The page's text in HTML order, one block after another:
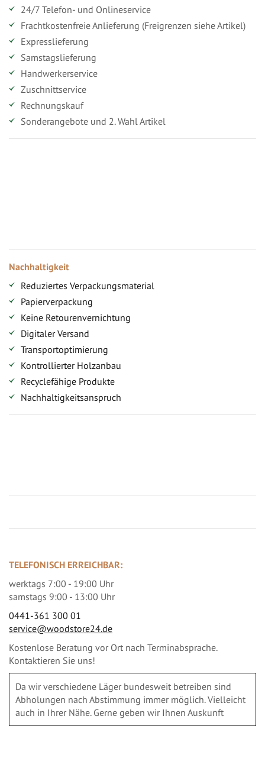
24/7 Telefon- und Onlineservice
Frachtkostenfreie Anlieferung (Freigrenzen siehe Artikel)
Expresslieferung
Samstagslieferung
Handwerkerservice
Zuschnittservice
Rechnungskauf
Sonderangebote und 2. Wahl Artikel
Nachhaltigkeit
Reduziertes Verpackungsmaterial
Papierverpackung
Keine Retourenvernichtung
Digitaler Versand
Transportoptimierung
Kontrollierter Holzanbau
Recyclefähige Produkte
Nachhaltigkeitsanspruch
TELEFONISCH ERREICHBAR:
werktags 7:00 - 19:00 Uhr
samstags 9:00 - 13:00 Uhr
0441-361 300 01
service@woodstore24.de
Kostenlose Beratung vor Ort nach Terminabsprache.
Kontaktieren Sie uns!
Da wir verschiedene Läger bundesweit betreiben sind
Abholungen nach Abstimmung immer möglich. Vielleicht
auch in Ihrer Nähe. Gerne geben wir Ihnen Auskunft